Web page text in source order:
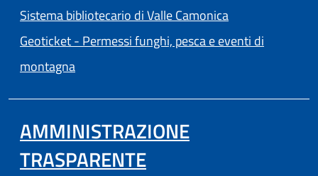
Sistema bibliotecario di Valle Camonica
Geoticket - Permessi funghi, pesca e eventi di
montagna
AMMINISTRAZIONE
TRASPARENTE